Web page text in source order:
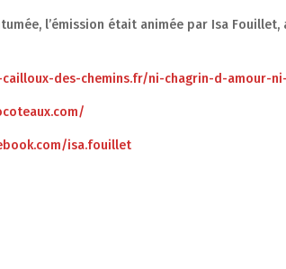
l’émission était animée par Isa
cailloux-des-chemins.fr/ni-chagrin-d-amour-
isa.fouillet